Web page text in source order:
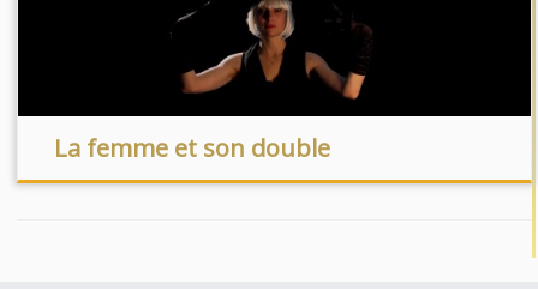
La femme et son double